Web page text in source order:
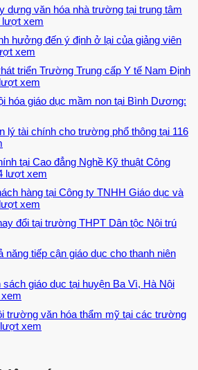
dựng văn hóa nhà trường tại trung tâm
lượt xem
hưởng đến ý định ở lại của giảng viên
xem
triển Trường Trung cấp Y tế Nam Định
xem
hóa giáo dục mầm non tại Bình Dương:
lý tài chính cho trường phổ thông tại 116
tại Cao đẳng Nghề Kỹ thuật Công
lượt xem
hàng tại Công ty TNHH Giáo dục và
xem
đổi tại trường THPT Dân tộc Nội trú
năng tiếp cận giáo dục cho thanh niên
sách giáo dục tại huyện Ba Vì, Hà Nội
trường văn hóa thẩm mỹ tại các trường
xem